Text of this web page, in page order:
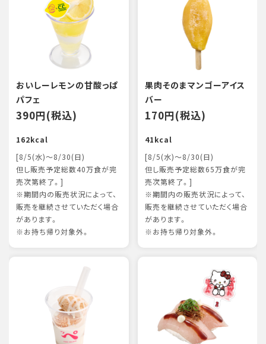
おいしーレモンの甘酸っぱ
パフェ
390円(税込)
162kcal
[8/5(水)～8/30(日)
但し販売予定総数40万食が完
売次第終了。]
※期間内の販売状況によって、
販売を継続させていただく場合
があります。
※お持ち帰り対象外。
果肉そのまマンゴーアイス
バー
170円(税込)
41kcal
[8/5(水)～8/30(日)
但し販売予定総数65万食が完
売次第終了。]
※期間内の販売状況によって、
販売を継続させていただく場合
があります。
※お持ち帰り対象外。